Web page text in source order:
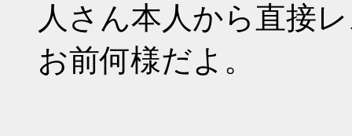
人さん本人から直接
お前何様だよ。